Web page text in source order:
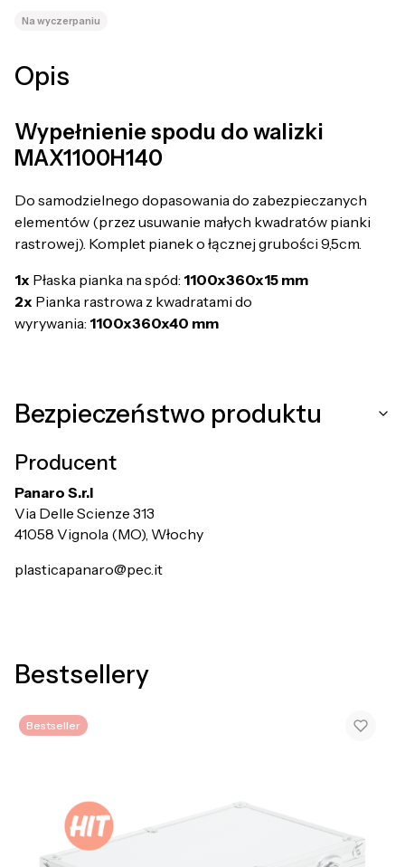
Na wyczerpaniu
Opis
Wypełnienie spodu do walizki
MAX1100H140
Do samodzielnego dopasowania do zabezpieczanych
elementów (przez usuwanie małych kwadratów pianki
rastrowej). Komplet pianek o łącznej grubości 9,5cm.
1x Płaska pianka na spód: 1100x360x15 mm
2x Pianka rastrowa z kwadratami do
wyrywania: 1100x360x40 mm
Bezpieczeństwo produktu
Producent
Panaro S.r.l
Via Delle Scienze 313
41058 Vignola (MO), Włochy
plasticapanaro@pec.it
Bestsellery
Bestseller